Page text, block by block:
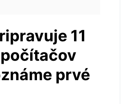
11
prvé